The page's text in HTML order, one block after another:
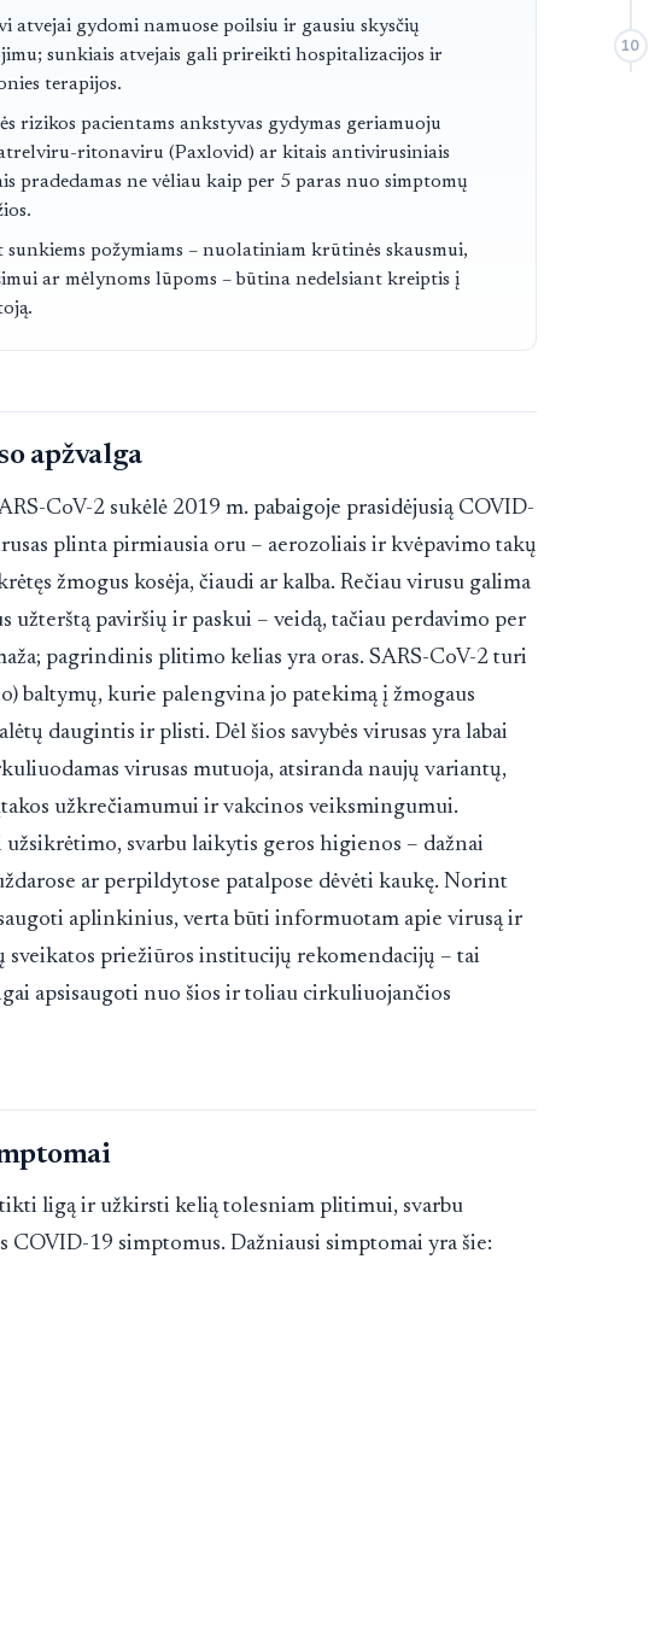
atvejai gydomi namuose poilsiu ir gausiu skysčių
sunkiais atvejais gali prireikti hospitalizacijos ir
terapijos.
rizikos pacientams ankstyvas gydymas geriamuoju
ritonaviru (Paxlovid) ar kitais antivirusiniais
pradedamas ne vėliau kaip per 5 paras nuo simptomų
sunkiems požymiams – nuolatiniam krūtinės skausmui,
ar mėlynoms lūpoms – būtina nedelsiant kreiptis į
apžvalga
CoV-2 sukėlė 2019 m. pabaigoje prasidėjusią COVID-
plinta pirmiausia oru – aerozoliais ir kvėpavimo takų
žmogus kosėja, čiaudi ar kalba. Rečiau virusu galima
užterštą paviršių ir paskui – veidą, tačiau perdavimo per
pagrindinis plitimo kelias yra oras. SARS-CoV-2 turi
baltymų, kurie palengvina jo patekimą į žmogaus
daugintis ir plisti. Dėl šios savybės virusas yra labai
virusas mutuoja, atsiranda naujų variantų,
užkrečiamumui ir vakcinos veiksmingumui.
svarbu laikytis geros higienos – dažnai
ar perpildytose patalpose dėvėti kaukę. Norint
aplinkinius, verta būti informuotam apie virusą ir
sveikatos priežiūros institucijų rekomendacijų – tai
apsisaugoti nuo šios ir toliau cirkuliuojančios
ligą ir užkirsti kelią tolesniam plitimui, svarbu
COVID-19 simptomus. Dažniausi simptomai yra šie:
10